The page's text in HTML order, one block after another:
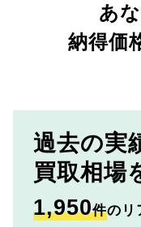
あ
納得価
過去の実
買取相場
1,950件のリ